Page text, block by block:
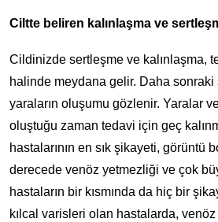
Ciltte beliren kalınlaşma ve
Cildinizde sertleşme ve kalınlaşma,
halinde meydana gelir. Daha
yaraların oluşumu gözlenir. Yaralar
oluştuğu zaman tedavi için geç
hastalarının en sık şikayeti, görüntü
derecede venöz yetmezliği ve çok
hastaların bir kısmında da hiç bir
kılcal varisleri olan hastalarda,